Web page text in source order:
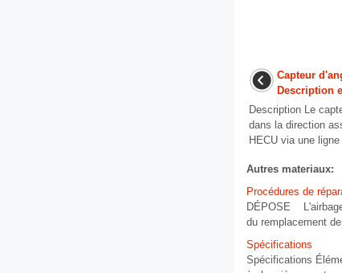
Capteur
Description
Description Le
dans la direction
HECU via une
Autres materiaux:
Procédures de
DÉPOSE
du remplacement
Spécifications
Spécifications